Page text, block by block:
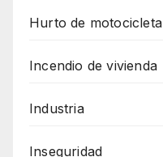
Hurto de motocicleta
Incendio de vivienda
Industria
Inseguridad